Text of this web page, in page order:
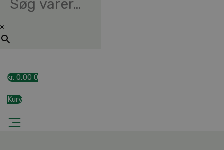
×
kr. 0,00 0
Kurv